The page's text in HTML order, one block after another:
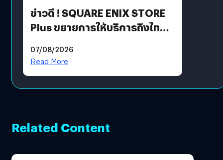
ข่าวดี ! SQUARE ENIX STORE
Plus ขยายการให้บริการถึงไทย
โดยตรง
07/08/2026
Read More
Related Content